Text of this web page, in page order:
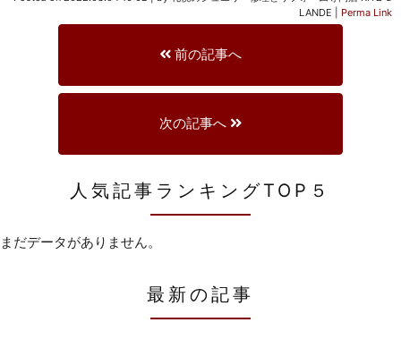
LANDE
Perma Link
前の記事へ
次の記事へ
人気記事ランキングTOP５
まだデータがありません。
最新の記事